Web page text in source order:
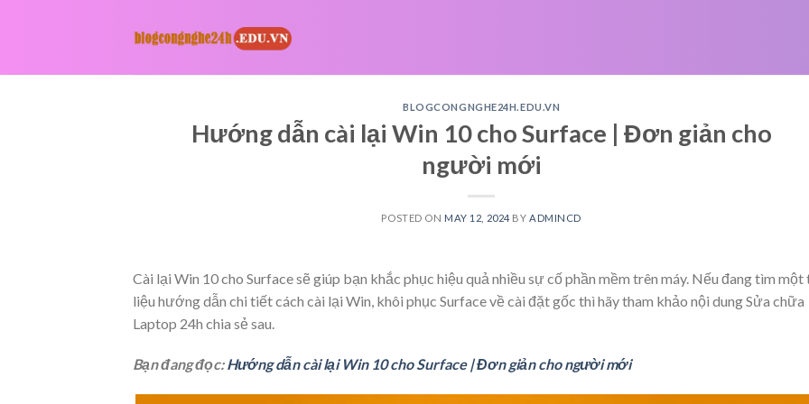
BLOGCONGNGHE24H.EDU.VN
Hướng dẫn cài lại Win 10 cho Surface | Đơn giản cho
người mới
POSTED ON MAY 12, 2024 BY ADMINCD
Cài lại Win 10 cho Surface sẽ giúp bạn khắc phục hiệu quả nhiều sự cố phần mềm trên máy. Nếu đang tìm một
liệu hướng dẫn chi tiết cách cài lại Win, khôi phục Surface về cài đặt gốc thì hãy tham khảo nội dung Sửa chữa
Laptop 24h chia sẻ sau.
Bạn đang đọc:Hướng dẫn cài lại Win 10 cho Surface | Đơn giản cho người mới